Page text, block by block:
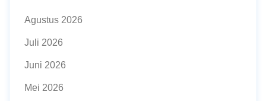
Agustus 2026
Juli 2026
Juni 2026
Mei 2026